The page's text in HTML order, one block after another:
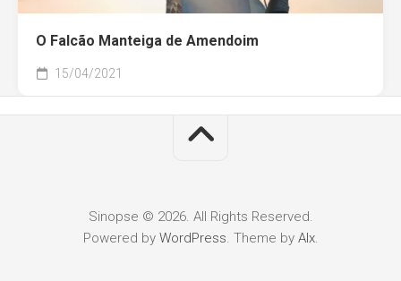
O Falcão Manteiga de Amendoim
15/04/2021
Sinopse © 2026. All Rights Reserved.
Powered by WordPress. Theme by Alx.